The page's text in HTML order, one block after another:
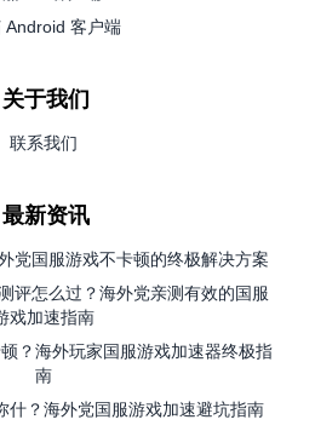
Android 客户端
关于我们
联系我们
最新资讯
党国服游戏不卡顿的终极解决方案
评怎么过？海外党亲测有效的国服
戏加速指南
？海外玩家国服游戏加速器终极指
南
什？海外党国服游戏加速避坑指南